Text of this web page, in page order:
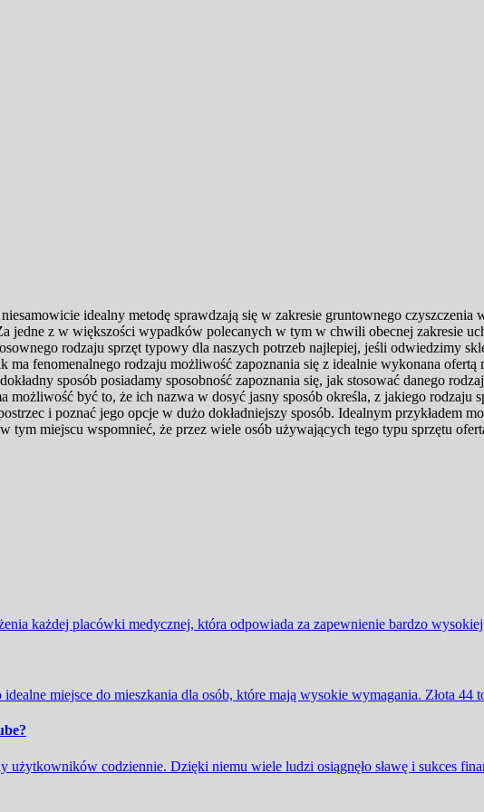
idealny metodę sprawdzają się w zakresie gruntownego
jedne z w większości wypadków polecanych w tym w chwili obecnej zakresie
rodzaju sprzęt typowy dla naszych potrzeb najlepiej, jeśli odwiedzimy
fenomenalnego rodzaju możliwość zapoznania się z idealnie wykonana
sposób posiadamy sposobność zapoznania się, jak stosować danego
możliwość być to, że ich nazwa w dosyć jasny sposób określa, z jakiego rodzaju
i poznać jego opcje w dużo dokładniejszy sposób. Idealnym przykładem
tym miejscu wspomnieć, że przez wiele osób używających tego typu sprzętu
każdej placówki medycznej, która odpowiada za zapewnienie bardzo
miejsce do mieszkania dla osób, które mają wysokie wymagania. Złota
użytkowników codziennie. Dzięki niemu wiele ludzi osiągnęło sławę i sukces